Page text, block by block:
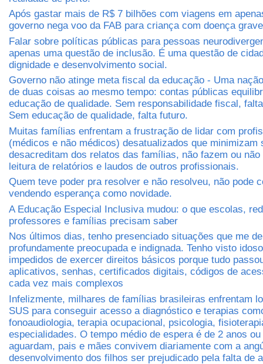
Após gastar mais de R$ 7 bilhões com viagens em
governo nega voo da FAB para criança com doença grave
Falar sobre políticas públicas para pessoas
apenas uma questão de inclusão. É uma questão de
dignidade e desenvolvimento social.
Governo não atinge meta fiscal da educação - Uma
de duas coisas ao mesmo tempo: contas públicas
educação de qualidade. Sem responsabilidade fiscal,
Sem educação de qualidade, falta futuro.
Muitas famílias enfrentam a frustração de lidar com
(médicos e não médicos) desatualizados que minimizam
desacreditam dos relatos das famílias, não fazem ou
leitura de relatórios e laudos de outros profissionais.
Quem teve poder pra resolver e não resolveu, não pode
vendendo esperança como novidade.
A Educação Especial Inclusiva mudou: o que escolas,
professores e famílias precisam saber
Nos últimos dias, tenho presenciado situações que me
profundamente preocupada e indignada. Tenho visto
impedidos de exercer direitos básicos porque tudo
aplicativos, senhas, certificados digitais, códigos de
cada vez mais complexos
Infelizmente, milhares de famílias brasileiras enfrentam
SUS para conseguir acesso a diagnóstico e terapias
fonoaudiologia, terapia ocupacional, psicologia,
especialidades. O tempo médio de espera é de 2 anos
aguardam, pais e mães convivem diariamente com a
desenvolvimento dos filhos ser prejudicado pela falta de